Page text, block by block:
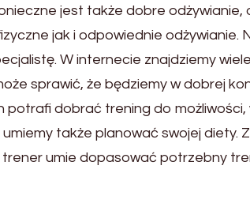
jest także dobre odżywianie,
jak i odpowiednie odżywianie.
W internecie znajdziemy
sprawić, że będziemy w dobrej
dobrać trening do
także planować swojej diety.
umie dopasować potrzebny